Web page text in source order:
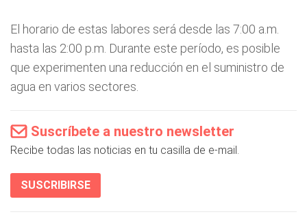
El horario de estas labores será desde las 7:00 a.m.
hasta las 2:00 p.m. Durante este período, es posible
que experimenten una reducción en el suministro de
agua en varios sectores.
Suscríbete a nuestro newsletter
Recibe todas las noticias en tu casilla de e-mail.
SUSCRIBIRSE